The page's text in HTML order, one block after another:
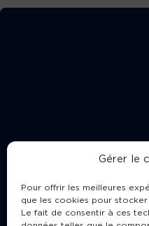
Gérer le
Pour offrir les meilleures
que les cookies pour
Le fait de consentir à ces